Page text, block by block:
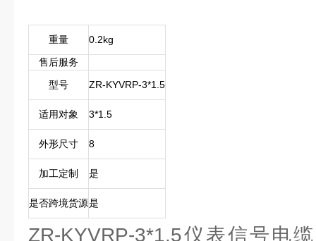
重量
0.2kg
售后服务
型号
ZR-KYVRP-3*1.5
适用对象 3*1.5
外形尺寸 8
加工定制 是
是否跨境货源是
ZR-KYVRP-3*1.5仪表信号电